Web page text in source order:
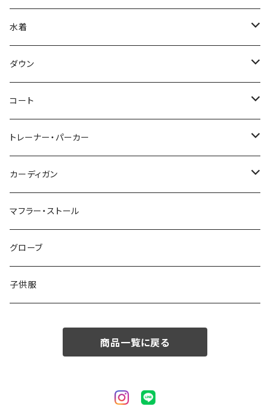
水着
～44/S
46/M
48/L
50/XL～
ダウン
～44/S
46/M
48/L
50/XL～
コート
～44/S
46/M
48/L
50/XL～
トレーナー・パーカー
～44/S
46/M
48/L
50/XL～
カーディガン
～44/S
46/M
48/L
マフラー・ストール
グローブ
子供服
商品一覧に戻る